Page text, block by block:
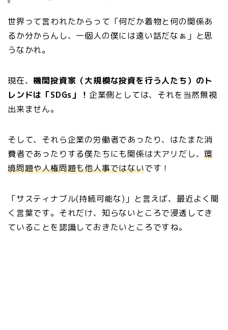
世界って言われたからって「何だか着物と何の関係あ
るか分からんし、一個人の僕には遠い話だなぁ」と思
うなかれ。
現在、機関投資家（大規模な投資を行う人たち）のト
レンドは「SDGs」！ 企業側としては、それを当然無視
出来ません。
そして、それら企業の労働者であったり、はたまた消
費者であったりする僕たちにも関係は大アリだし、環
境問題や人権問題も他人事ではないです！
「サスティナブル(持続可能な)」と言えば、最近よく聞
く言葉です。それだけ、知らないところで浸透してき
ていることを認識しておきたいところですね。